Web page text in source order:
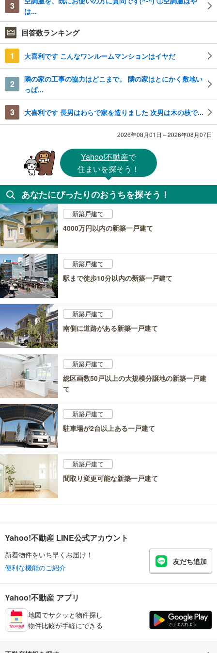
3
は...
回答数ランキング
1 大喜利です こんなワンルームマンションはイヤだ
2
隣の家の工事の協力はどこまで。 隣の家はとにかく敷地い
っぱ...
3 大喜利です 長男はわらで家を造りました 次男は木の枝で...
2026年08月01日～2026年08月07日
Yahoo!不動産で
住まいを探そう！
あなたにぴったりのおうちを探そう！
新築戸建て
4000万円以内の新築一戸建て
新築戸建て
駅まで徒歩10分以内の新築一戸建て
新築戸建て
南側に道路がある新築一戸建て
新築戸建て
総区画数50戸以上の大規模分譲地の新築一戸建
て
新築戸建て
駐車場が2台以上ある一戸建て
新築戸建て
間取り変更可能な新築一戸建て
Yahoo!不動産 LINE公式アカウント
新着物件をいち早くお届け！
便利な機能のご紹介
友だち追加
Yahoo!不動産 アプリ
地図でサクッと物件探し
物件比較が手軽にできる